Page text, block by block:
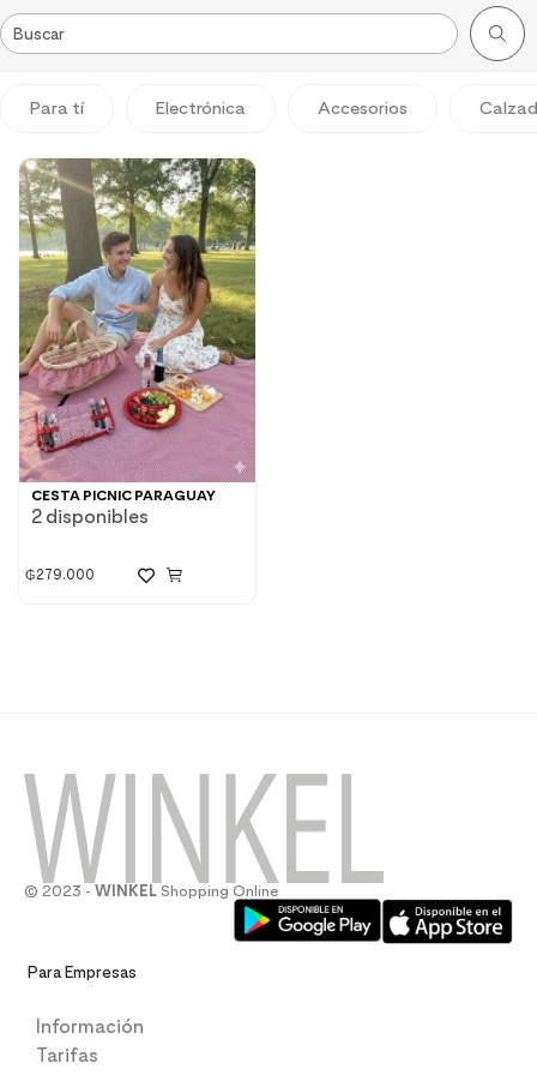
Para tí Electrónica Accesorios
CESTA PICNIC PARAGUAY
2 disponibles
₲279.000
© 2023 - WINKEL Shopping Online
Para Empresas
Información
Tarifas